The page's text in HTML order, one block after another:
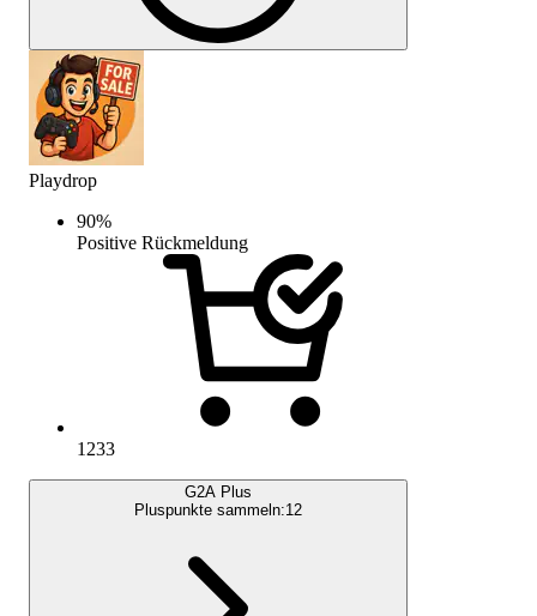
Playdrop
90%
Positive Rückmeldung
1233
G2A Plus
Pluspunkte sammeln:12